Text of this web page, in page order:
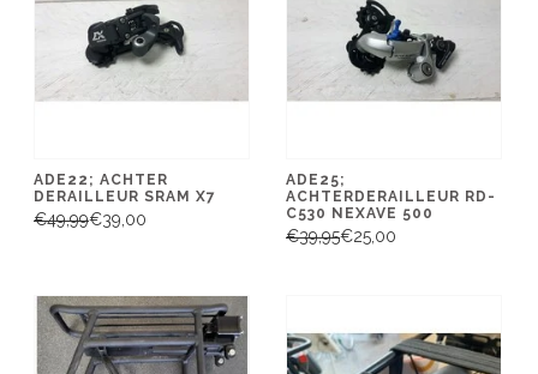
ADE22; ACHTER
DERAILLEUR SRAM X7
€49,99€39,00
ADE25;
ACHTERDERAILLEUR RD-
C530 NEXAVE 500
€39,95€25,00